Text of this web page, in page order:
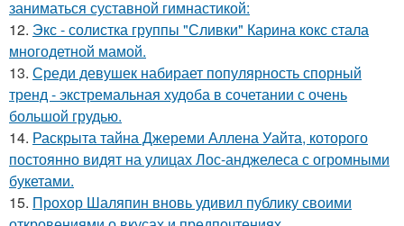
заниматься суставной гимнастикой:
12. Экс - солистка группы "Сливки" Карина кокс стала
многодетной мамой.
13. Среди девушек набирает популярность спорный
тренд - экстремальная худоба в сочетании с очень
большой грудью.
14. Раскрыта тайна Джереми Аллена Уайта, которого
постоянно видят на улицах Лос-анджелеса с огромными
букетами.
15. Прохор Шаляпин вновь удивил публику своими